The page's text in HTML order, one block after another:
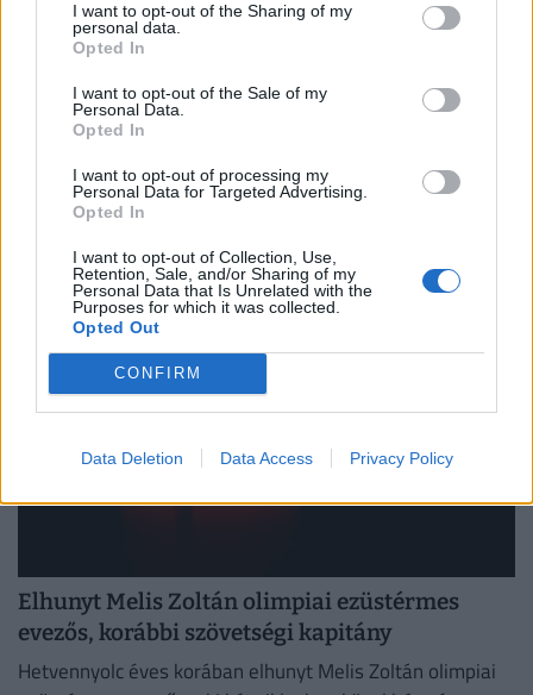
I want to opt-out of the Sharing of my
personal data.
Opted In
I want to opt-out of the Sale of my
Personal Data.
Opted In
I want to opt-out of processing my
Personal Data for Targeted Advertising.
Opted In
I want to opt-out of Collection, Use,
Retention, Sale, and/or Sharing of my
Personal Data that Is Unrelated with the
Purposes for which it was collected.
Opted Out
CONFIRM
Data Deletion Data Access Privacy Policy
Nagy nehezen megvan Mo Salah új csapata:
legenda
Az egyiptomi támadó a nyáron kilenc év után hagyta el a
Liverpoolt, és minden jel szerint a török Süper Ligben
szereplő együttesnél folytatja pályafutását.
Elhunyt Melis Zoltán olimpiai ezüstérmes
evezős, korábbi szövetségi kapitány
Hetvennyolc éves korában elhunyt Melis Zoltán olimpiai